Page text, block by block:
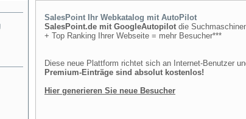
SalesPoint Ihr Webkatalog mit AutoPilot
SalesPoint.de mit GoogleAutopilot die
+ Top Ranking Ihrer Webseite = mehr Besucher***
Diese neue Plattform richtet sich an Internet-Benutzer
Premium-Einträge sind absolut kostenlos!
Hier generieren Sie neue Besucher